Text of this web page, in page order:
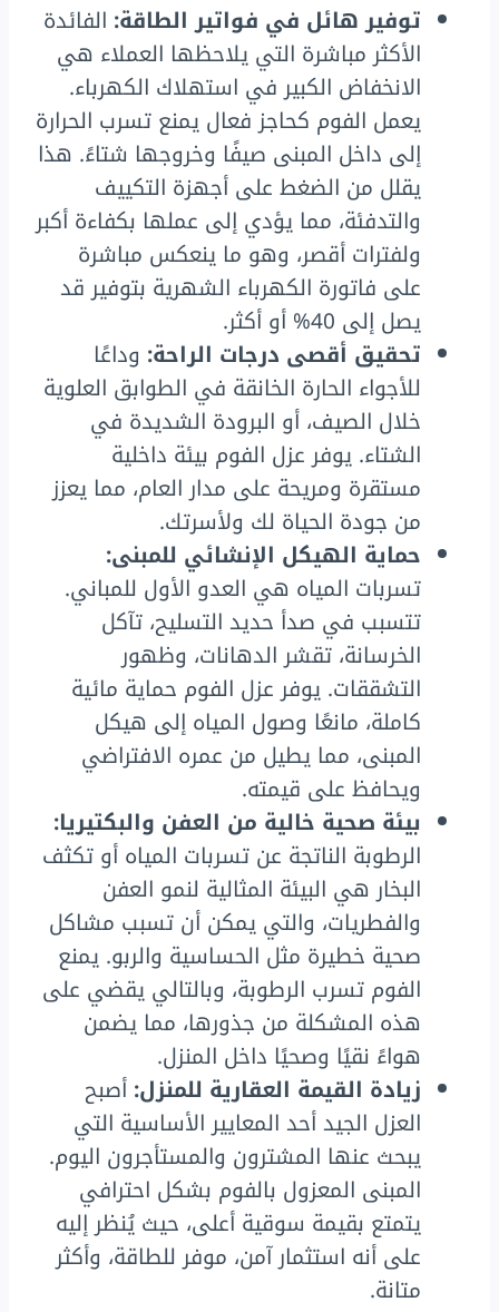
توفير هائل في فواتير الطاقة: الفائدة
الأكثر مباشرة التي يلاحظها العملاء هي
الانخفاض الكبير في استهلاك الكهرباء.
يعمل الفوم كحاجز فعال يمنع تسرب الحرارة
إلى داخل المبنى صيفًا وخروجها شتاءً. هذا
يقلل من الضغط على أجهزة التكييف
والتدفئة، مما يؤدي إلى عملها بكفاءة أكبر
ولفترات أقصر، وهو ما ينعكس مباشرة
على فاتورة الكهرباء الشهرية بتوفير قد
يصل إلى 40% أو أكثر.
تحقيق أقصى درجات الراحة: وداعًا
للأجواء الحارة الخانقة في الطوابق العلوية
خلال الصيف، أو البرودة الشديدة في
الشتاء. يوفر عزل الفوم بيئة داخلية
مستقرة ومريحة على مدار العام، مما يعزز
من جودة الحياة لك ولأسرتك.
حماية الهيكل الإنشائي للمبنى:
تسربات المياه هي العدو الأول للمباني.
تتسبب في صدأ حديد التسليح، تآكل
الخرسانة، تقشر الدهانات، وظهور
التشققات. يوفر عزل الفوم حماية مائية
كاملة، مانعًا وصول المياه إلى هيكل
المبنى، مما يطيل من عمره الافتراضي
ويحافظ على قيمته.
بيئة صحية خالية من العفن والبكتيريا:
الرطوبة الناتجة عن تسربات المياه أو تكثف
البخار هي البيئة المثالية لنمو العفن
والفطريات، والتي يمكن أن تسبب مشاكل
صحية خطيرة مثل الحساسية والربو. يمنع
الفوم تسرب الرطوبة، وبالتالي يقضي على
هذه المشكلة من جذورها، مما يضمن
هواءً نقيًا وصحيًا داخل المنزل.
زيادة القيمة العقارية للمنزل:أصبح
العزل الجيد أحد المعايير الأساسية التي
يبحث عنها المشترون والمستأجرون اليوم.
المبنى المعزول بالفوم بشكل احترافي
يتمتع بقيمة سوقية أعلى، حيث يُنظر إليه
على أنه استثمار آمن، موفر للطاقة، وأكثر
متانة.